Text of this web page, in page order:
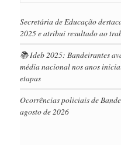
Secretária de Educação
2025 e atribui resultado ao
📚 Ideb 2025: Bandeirantes
média nacional nos anos
etapas
Ocorrências policiais de
agosto de 2026